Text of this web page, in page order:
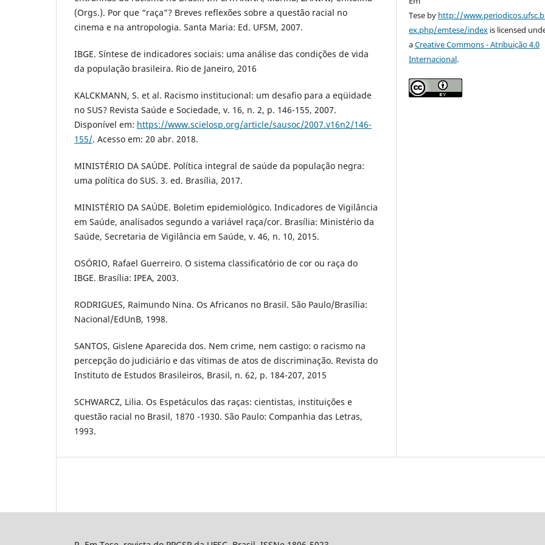
(Orgs.). Por que “raça”? Breves reflexões sobre a questão racial no
cinema e na antropologia. Santa Maria: Ed. UFSM, 2007.
IBGE. Síntese de indicadores sociais: uma análise das condições de vida
da população brasileira. Rio de Janeiro, 2016
KALCKMANN, S. et al. Racismo institucional: um desafio para a eqüidade
no SUS? Revista Saúde e Sociedade, v. 16, n. 2, p. 146-155, 2007.
Disponível em: https://www.scielosp.org/article/sausoc/2007.v16n2/146-
155/. Acesso em: 20 abr. 2018.
MINISTÉRIO DA SAÚDE. Política integral de saúde da população negra:
uma política do SUS. 3. ed. Brasília, 2017.
MINISTÉRIO DA SAÚDE. Boletim epidemiológico. Indicadores de Vigilância
em Saúde, analisados segundo a variável raça/cor. Brasília: Ministério da
Saúde, Secretaria de Vigilância em Saúde, v. 46, n. 10, 2015.
OSÓRIO, Rafael Guerreiro. O sistema classificatório de cor ou raça do
IBGE. Brasília: IPEA, 2003.
RODRIGUES, Raimundo Nina. Os Africanos no Brasil. São Paulo/Brasília:
Nacional/EdUnB, 1998.
SANTOS, Gislene Aparecida dos. Nem crime, nem castigo: o racismo na
percepção do judiciário e das vítimas de atos de discriminação. Revista do
Instituto de Estudos Brasileiros, Brasil, n. 62, p. 184-207, 2015
SCHWARCZ, Lilia. Os Espetáculos das raças: cientistas, instituições e
questão racial no Brasil, 1870 -1930. São Paulo: Companhia das Letras,
1993.
Tese by http://
ex.php/emtese/index is licensed
aCreative Commons - Atribuição 4.0
Internacional.